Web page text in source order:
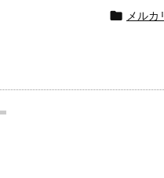
 メルカ